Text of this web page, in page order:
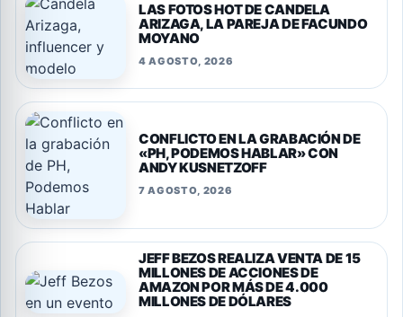
LAS FOTOS HOT DE CANDELA
ARIZAGA, LA PAREJA DE FACUNDO
MOYANO
4 AGOSTO, 2026
CONFLICTO EN LA GRABACIÓN DE
«PH, PODEMOS HABLAR» CON
ANDY KUSNETZOFF
7 AGOSTO, 2026
JEFF BEZOS REALIZA VENTA DE 15
MILLONES DE ACCIONES DE
AMAZON POR MÁS DE 4.000
MILLONES DE DÓLARES